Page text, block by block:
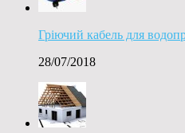
Гріючий кабель для
28/07/2018